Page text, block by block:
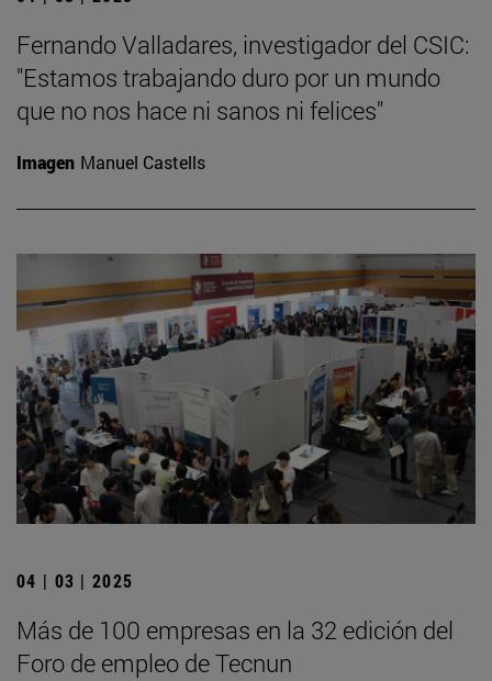
Fernando Valladares, investigador del CSIC:
"Estamos trabajando duro por un mundo
que no nos hace ni sanos ni felices"
Imagen Manuel Castells
04 | 03 | 2025
Más de 100 empresas en la 32 edición del
Foro de empleo de Tecnun